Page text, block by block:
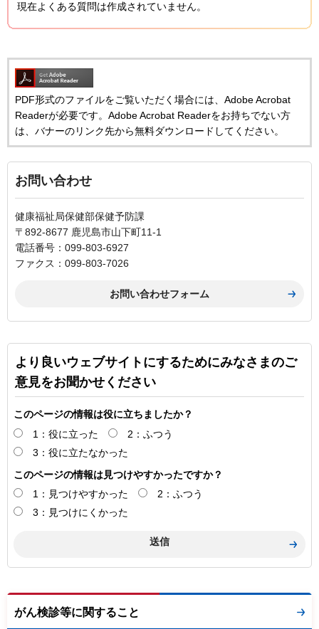
現在よくある質問は作成されていません。
PDF形式のファイルをご覧いただく場合には、Adobe Acrobat
Readerが必要です。Adobe Acrobat Readerをお持ちでない方
は、バナーのリンク先から無料ダウンロードしてください。
お問い合わせ
健康福祉局保健部保健予防課
〒892-8677 鹿児島市山下町11-1
電話番号：099-803-6927
ファクス：099-803-7026
より良いウェブサイトにするためにみなさまのご
意見をお聞かせください
このページの情報は役に立ちましたか？
1：役に立った
2：ふつう
3：役に立たなかった
このページの情報は見つけやすかったですか？
1：見つけやすかった
2：ふつう
3：見つけにくかった
がん検診等に関すること